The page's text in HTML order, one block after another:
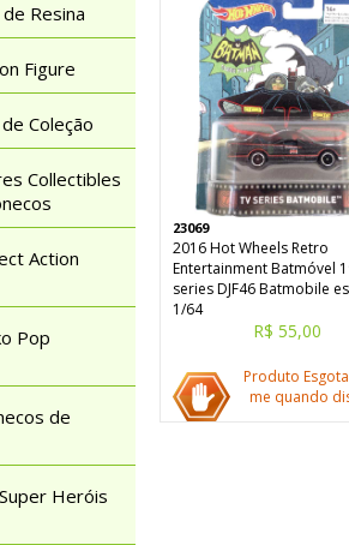
Resina
Figure
Coleção
Collectibles
Action
Pop
de
Heróis
23069
2016 Hot Wheels Retro
Entertainment Batmóvel
series DJF46 Batmobile
1/64
R$ 55,00
Produto
me quando